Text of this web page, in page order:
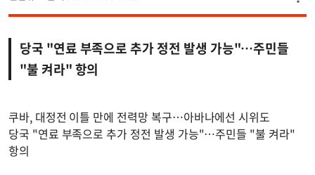
당국 "연료 부족으로 추가 정전 발생 가능"…주민들
"불 켜라" 항의
쿠바, 대정전 이틀 만에 전력망 복구…아바나에선 시위도
당국 "연료 부족으로 추가 정전 발생 가능"…주민들 "불 켜라"
항의